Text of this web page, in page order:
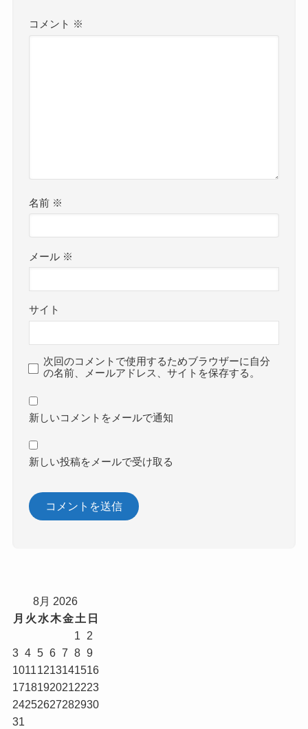
コメント ※
名前 ※
メール ※
サイト
次回のコメントで使用するためブラウザーに自分
の名前、メールアドレス、サイトを保存する。
新しいコメントをメールで通知
新しい投稿をメールで受け取る
8月 2026
月 火 水木金土 日
1
2
3 4 5 6 7 8 9
10111213141516
17181920212223
24252627282930
31